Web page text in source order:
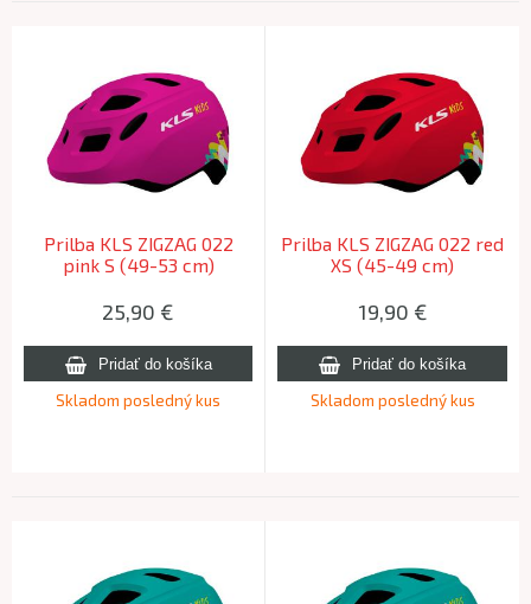
Prilba KLS ZIGZAG 022
pink S (49-53 cm)
25,90 €
Skladom posledný kus
Prilba KLS ZIGZAG 022 red
XS (45-49 cm)
19,90 €
Skladom posledný kus